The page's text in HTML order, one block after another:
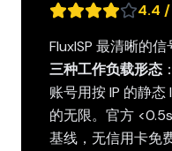
4.4
FluxISP 最清晰的信
三种工作负载形态
账号用按 IP 的静
的无限。官方
基线，无信用卡免